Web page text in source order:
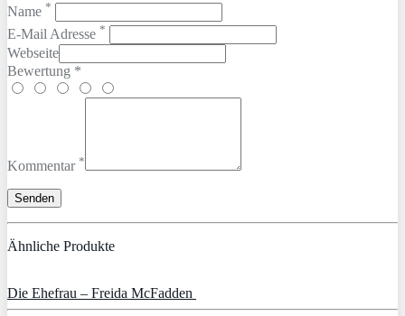
Name *
E-Mail Adresse *
Webseite
Bewertung *
Kommentar *
Ähnliche Produkte
Die Ehefrau – Freida McFadden